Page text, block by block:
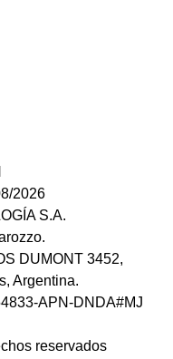
2026
S.A.
DUMONT 3452,
Argentina.
APN-DNDA#MJ
reservados